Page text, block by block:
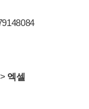
> 엑셀